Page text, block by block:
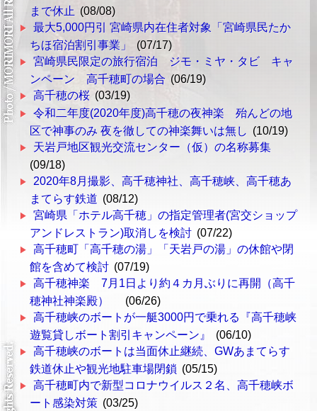
まで休止 (08/08)
最大5,000円引 宮崎県内在住者対象「宮崎県民たか
ちほ宿泊割引事業」
(07/17)
宮崎県民限定の旅行宿泊 ジモ・ミヤ・タビ キャ
ンペーン 高千穂町の場合(06/19)
高千穂の桜 (03/19)
令和二年度(2020年度)高千穂の夜神楽 殆んどの地
区で神事のみ 夜を徹しての神楽舞いは無し (10/19)
天岩戸地区観光交流センター（仮）の名称募集
(09/18)
2020年8月撮影、高千穂神社、高千穂峡、高千穂あ
まてらす鉄道 (08/12)
宮崎県「ホテル高千穂」の指定管理者(宮交ショップ
アンドレストラン)取消しを検討 (07/22)
高千穂町「高千穂の湯」「天岩戸の湯」の休館や閉
館を含めて検討 (07/19)
高千穂神楽 7月1日より約４カ月ぶりに再開（高千
穂神社神楽殿）
(06/26)
高千穂峡のボートが一艇3000円で乗れる『高千穂峡
遊覧貸しボート割引キャンペーン』
(06/10)
高千穂峡のボートは当面休止継続、GWあまてらす
鉄道休止や観光地駐車場閉鎖 (05/15)
高千穂町内で新型コロナウイルス２名、高千穂峡ボ
ート感染対策 (03/25)